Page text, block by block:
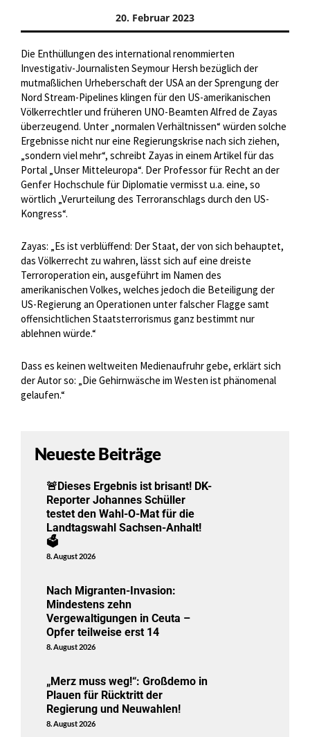
20. Februar 2023
Die Enthüllungen des international renommierten
Investigativ-Journalisten Seymour Hersh bezüglich der
mutmaßlichen Urheberschaft der USA an der Sprengung der
Nord Stream-Pipelines klingen für den US-amerikanischen
Völkerrechtler und früheren UNO-Beamten Alfred de Zayas
überzeugend. Unter „normalen Verhältnissen“ würden solche
Ergebnisse nicht nur eine Regierungskrise nach sich ziehen,
„sondern viel mehr“, schreibt Zayas in einem Artikel für das
Portal „Unser Mitteleuropa“. Der Professor für Recht an der
Genfer Hochschule für Diplomatie vermisst u.a. eine, so
wörtlich „Verurteilung des Terroranschlags durch den US-
Kongress“.
Zayas: „Es ist verblüffend: Der Staat, der von sich behauptet,
das Völkerrecht zu wahren, lässt sich auf eine dreiste
Terroroperation ein, ausgeführt im Namen des
amerikanischen Volkes, welches jedoch die Beteiligung der
US-Regierung an Operationen unter falscher Flagge samt
offensichtlichen Staatsterrorismus ganz bestimmt nur
ablehnen würde.“
Dass es keinen weltweiten Medienaufruhr gebe, erklärt sich
der Autor so: „Die Gehirnwäsche im Westen ist phänomenal
gelaufen.“
Neueste Beiträge
🚨Dieses Ergebnis ist brisant! DK-
Reporter Johannes Schüller
testet den Wahl-O-Mat für die
Landtagswahl Sachsen-Anhalt!
🗳️
8. August 2026
Nach Migranten-Invasion:
Mindestens zehn
Vergewaltigungen in Ceuta –
Opfer teilweise erst 14
8. August 2026
„Merz muss weg!“: Großdemo in
Plauen für Rücktritt der
Regierung und Neuwahlen!
8. August 2026